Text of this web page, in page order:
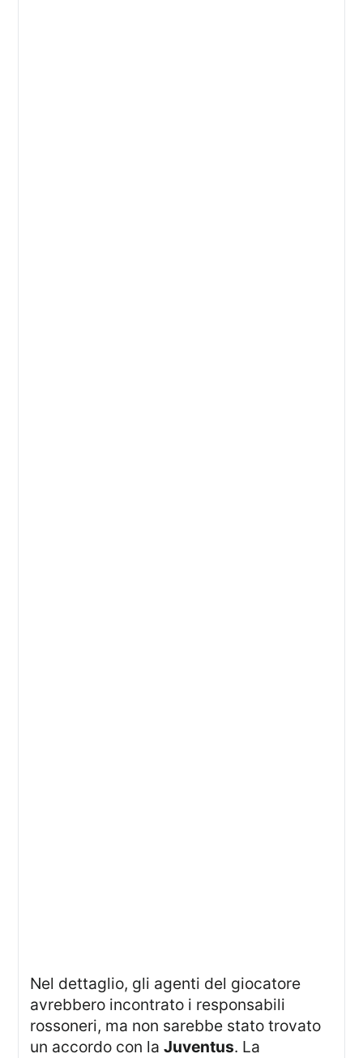
Nel dettaglio, gli agenti del giocatore
avrebbero incontrato i responsabili
rossoneri, ma non sarebbe stato trovato
un accordo con laJuventus. La